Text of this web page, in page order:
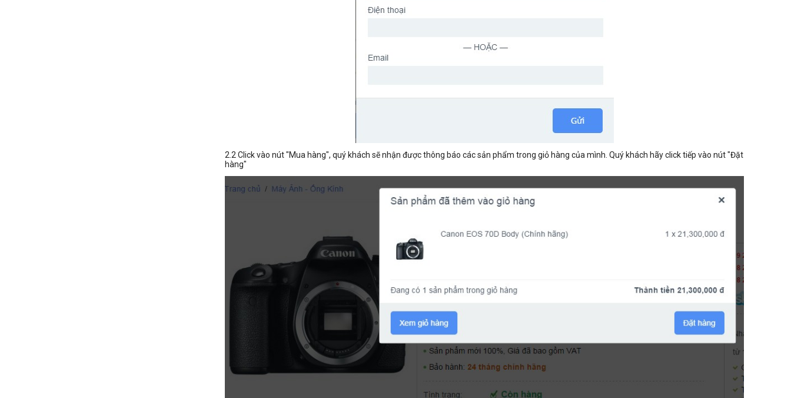
2.2 Click vào nút "Mua hàng", quý khách sẽ nhận được thông báo các sản phẩm trong giỏ hàng của mình. Quý khách hãy click tiếp vào nút "Đặt
hàng"